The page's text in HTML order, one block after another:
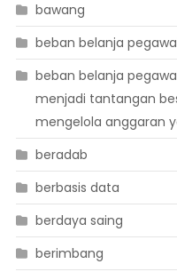
bawang
beban belanja
beban belanja
menjadi tantangan
mengelola anggaran
beradab
berbasis data
berdaya saing
berimbang